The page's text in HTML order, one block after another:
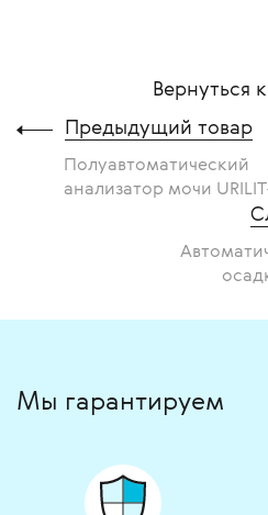
Вернуться
Предыдущий товар
Полуавтоматический
анализатор мочи
Мы гарантируем